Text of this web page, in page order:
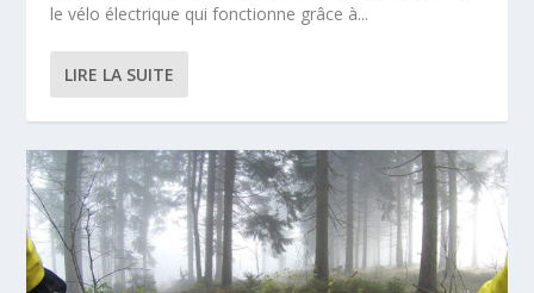
le vélo électrique qui fonctionne grâce à...
LIRE LA SUITE